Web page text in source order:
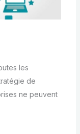
les
de
ne peuvent